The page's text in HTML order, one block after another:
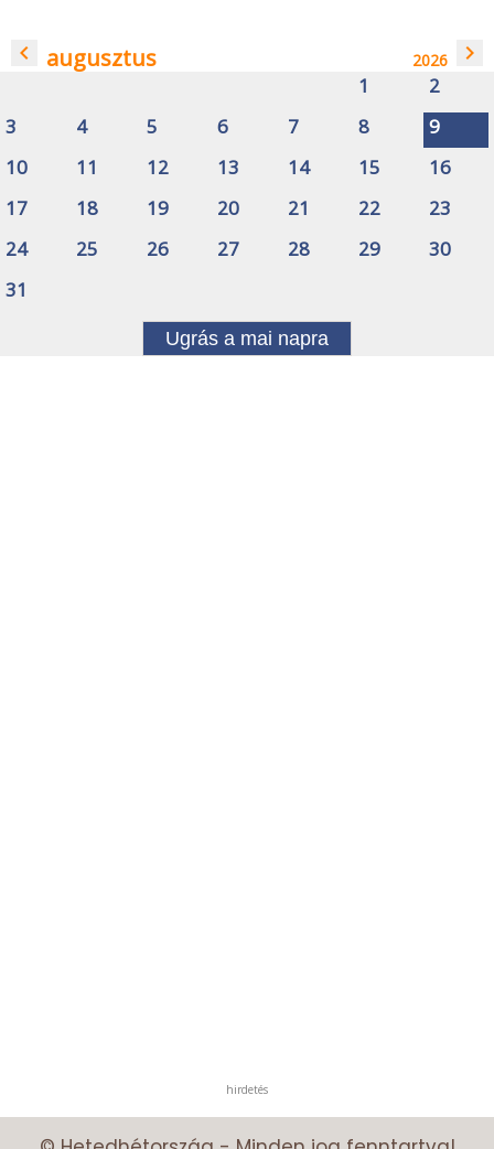
navigate_before augusztus 2026 navigate_next
1
2
3
4 5 6 7 8
9
10
11 12 13 14 15
16
17
18 19 20 21 22
23
24
25 26 27 28 29
30
31
Ugrás a mai napra
hirdetés